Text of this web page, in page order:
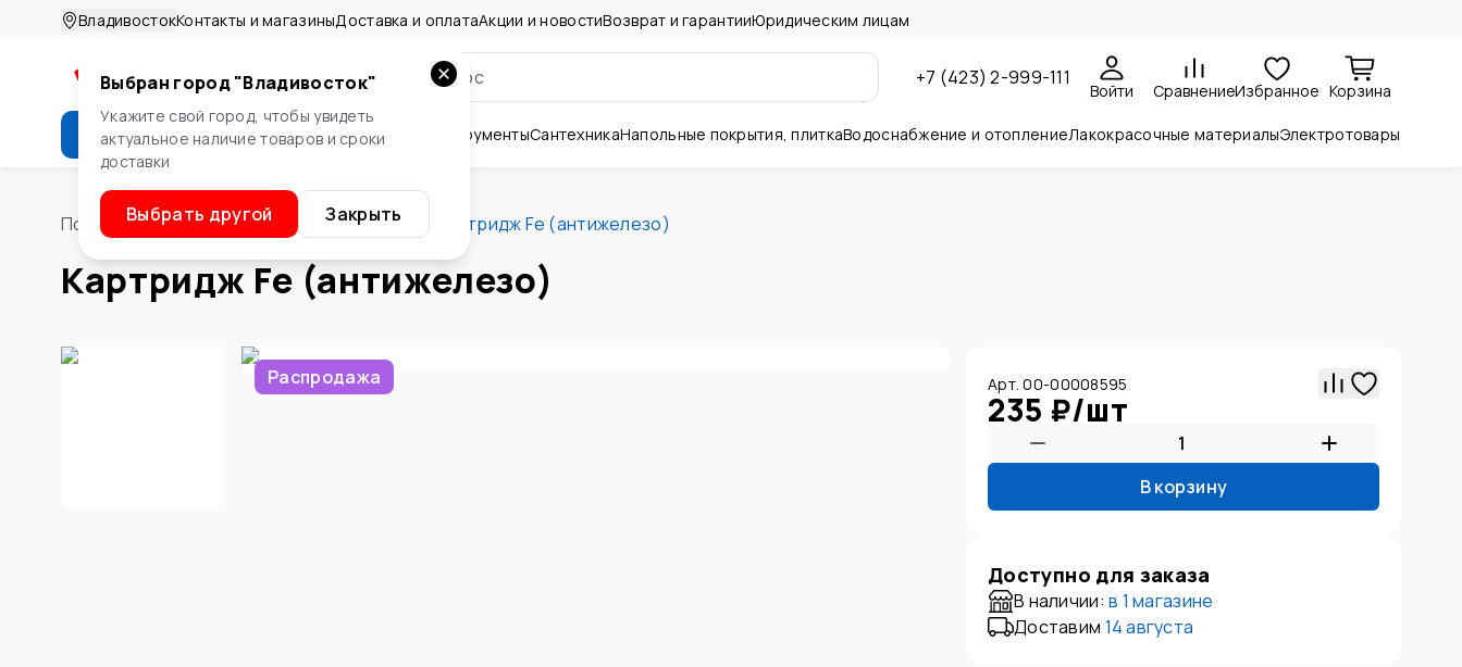
ВладивостокКонтакты и магазиныДоставка и оплатаАкции и новостиВозврат и гарантииЮридическим лицам
+7 (423) 2-999-111
Войти СравнениеИзбранное Корзина
Каталог Стройматериалы ИнструментыСантехникаНапольные покрытия, плиткаВодоснабжение и отоплениеЛакокрасочные материалыЭлектротовары
Выбран город "Владивосток"
Укажите свой город, чтобы увидеть
актуальное наличие товаров и сроки
доставки
Выбрать другой Закрыть
Помощник/Сантехника/Фильтры/Бытовые Картридж Fe (антижелезо)
Картридж Fe (антижелезо)
Распродажа Арт. 00-00008595
235 ₽/шт
В корзину
Доступно для заказа
В наличии: в 1 магазине
Доставим 14 августа